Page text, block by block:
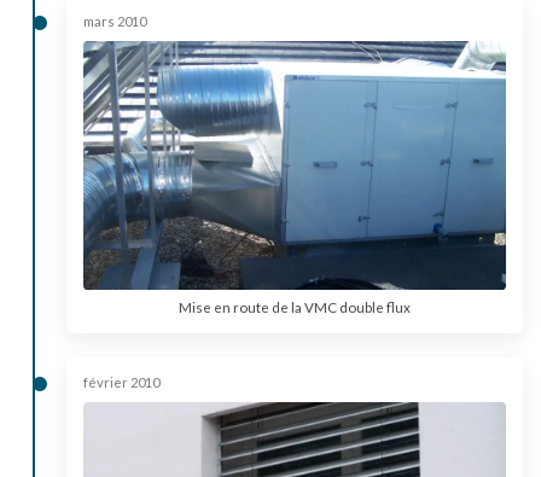
mars 2010
Mise en route de la VMC double flux
février 2010